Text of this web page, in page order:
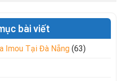
bài viết
Imou Tại Đà Nẵng (63)